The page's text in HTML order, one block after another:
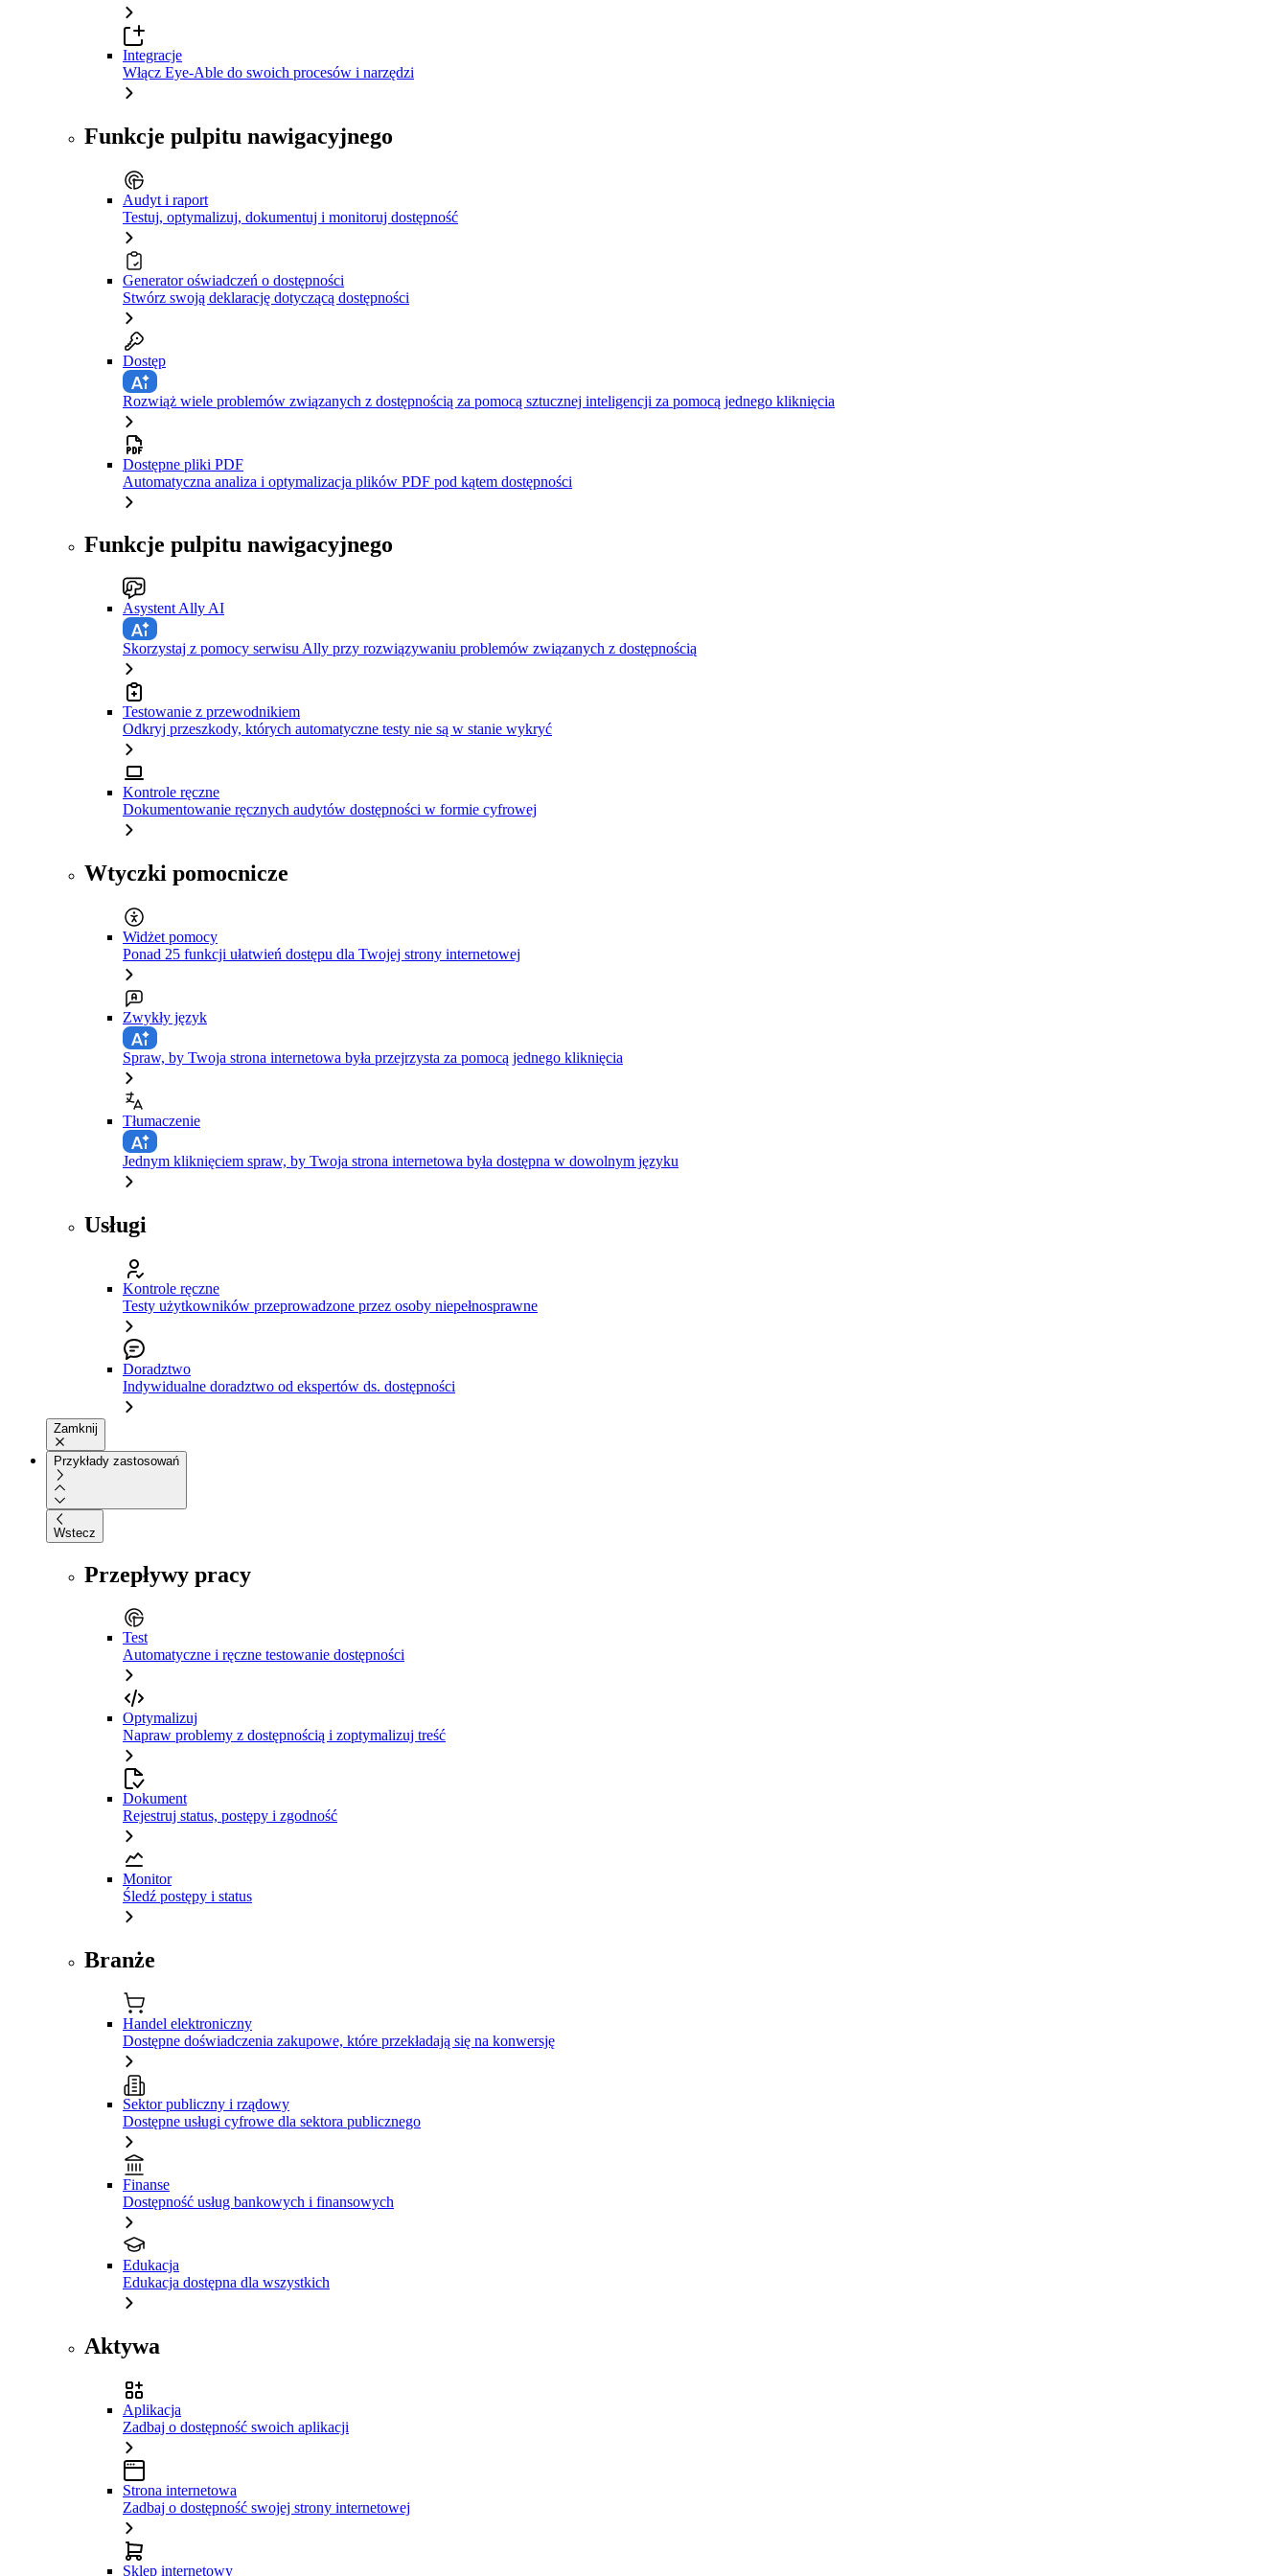
Integracje
Włącz Eye-Able do swoich procesów i narzędzi
Funkcje pulpitu nawigacyjnego
Audyt i raport
Testuj, optymalizuj, dokumentuj i monitoruj dostępność
Generator oświadczeń o dostępności
Stwórz swoją deklarację dotyczącą dostępności
Dostęp
Rozwiąż wiele problemów związanych z dostępnością za pomocą sztucznej inteligencji za pomocą jednego kliknięcia
Dostępne pliki PDF
Automatyczna analiza i optymalizacja plików PDF pod kątem dostępności
Funkcje pulpitu nawigacyjnego
Asystent Ally AI
Skorzystaj z pomocy serwisu Ally przy rozwiązywaniu problemów związanych z dostępnością
Testowanie z przewodnikiem
Odkryj przeszkody, których automatyczne testy nie są w stanie wykryć
Kontrole ręczne
Dokumentowanie ręcznych audytów dostępności w formie cyfrowej
Wtyczki pomocnicze
Widżet pomocy
Ponad 25 funkcji ułatwień dostępu dla Twojej strony internetowej
Zwykły język
Spraw, by Twoja strona internetowa była przejrzysta za pomocą jednego kliknięcia
Tłumaczenie
Jednym kliknięciem spraw, by Twoja strona internetowa była dostępna w dowolnym języku
Usługi
Kontrole ręczne
Testy użytkowników przeprowadzone przez osoby niepełnosprawne
Doradztwo
Indywidualne doradztwo od ekspertów ds. dostępności
Zamknij
Przykłady zastosowań
Wstecz
Przepływy pracy
Test
Automatyczne i ręczne testowanie dostępności
Optymalizuj
Napraw problemy z dostępnością i zoptymalizuj treść
Dokument
Rejestruj status, postępy i zgodność
Monitor
Śledź postępy i status
Branże
Handel elektroniczny
Dostępne doświadczenia zakupowe, które przekładają się na konwersję
Sektor publiczny i rządowy
Dostępne usługi cyfrowe dla sektora publicznego
Finanse
Dostępność usług bankowych i finansowych
Edukacja
Edukacja dostępna dla wszystkich
Aktywa
Aplikacja
Zadbaj o dostępność swoich aplikacji
Strona internetowa
Zadbaj o dostępność swojej strony internetowej
Sklep internetowy